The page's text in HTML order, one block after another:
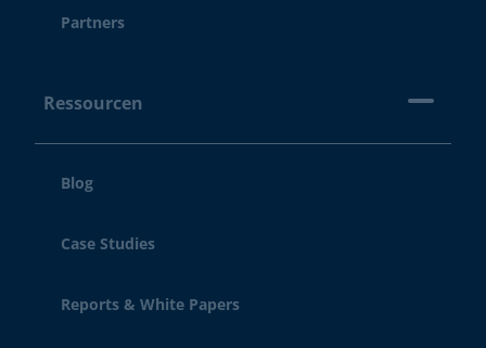
Partners
Ressourcen
Blog
Case Studies
Reports & White Papers